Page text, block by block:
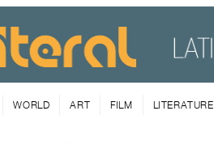
WORLD ART FILM LITERATURE